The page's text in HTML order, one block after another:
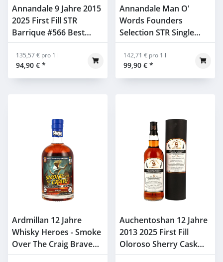
Annandale 9 Jahre 2015
2025 First Fill STR
Barrique #566 Best
Dram 56,3% 0,7l
94,90 € *
135,57 € pro 1 l
Annandale Man O'
Words Founders
Selection STR Single
Cask #321 62,1% 0,7l in
GP
99,90 € *
142,71 € pro 1 l
Ardmillan 12 Jahre
Whisky Heroes - Smoke
Over The Craig Brave
New Spirits 59,8% 0,7l
Auchentoshan 12 Jahre
2013 2025 First Fill
Oloroso Sherry Cask
Finish #4 Signatory